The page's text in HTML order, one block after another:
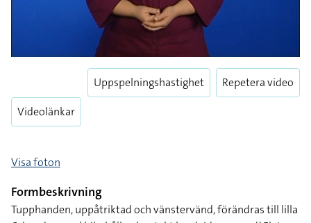
Videolänkar
Uppspelningshastighet Repetera video
Visa foton
Formbeskrivning
Tupphanden, uppåtriktad och vänstervänd, förändras till lilla